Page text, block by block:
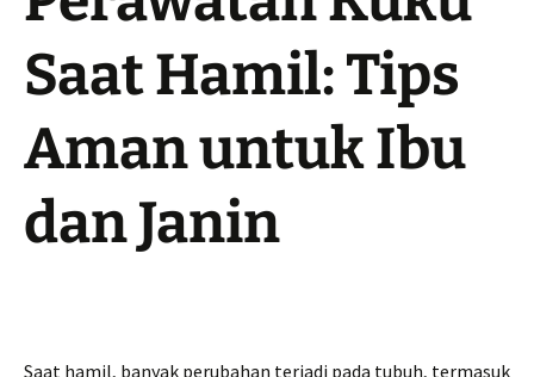
Saat Hamil: Tips
Aman untuk Ibu
dan Janin
Saat hamil, banyak perubahan terjadi pada tubuh, termasuk